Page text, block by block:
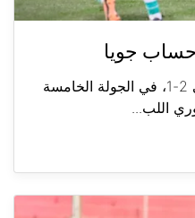
جويا
فوز الأنصار على جويا الرياضي 2-1، في الجولة الخامسة
اللب...